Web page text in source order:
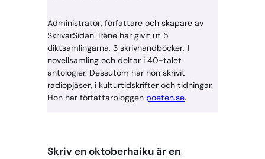
Administratör, författare och skapare av
SkrivarSidan. Iréne har givit ut 5
diktsamlingarna, 3 skrivhandböcker, 1
novellsamling och deltar i 40-talet
antologier. Dessutom har hon skrivit
radiopjäser, i kulturtidskrifter och tidningar.
Hon har författarbloggen poeten.se.
Skriv en oktoberhaiku är en